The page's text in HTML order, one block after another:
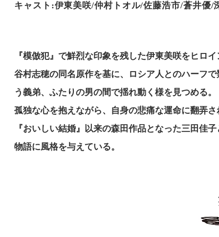
キャスト:伊東美咲/仲村トオル/佐藤浩市/蒼井優
『模倣犯』で鮮烈な印象を残した伊東美咲をヒロ
谷村志穂の同名原作を基に、ロシア人とのハーフ
う義弟、ふたりの男の間で揺れ動く様を見つめる。
孤独な心を抱えながら、自身の悲痛な運命に翻弄
『おいしい結婚』以来の森田作品となった三田佳
物語に風格を与えている。